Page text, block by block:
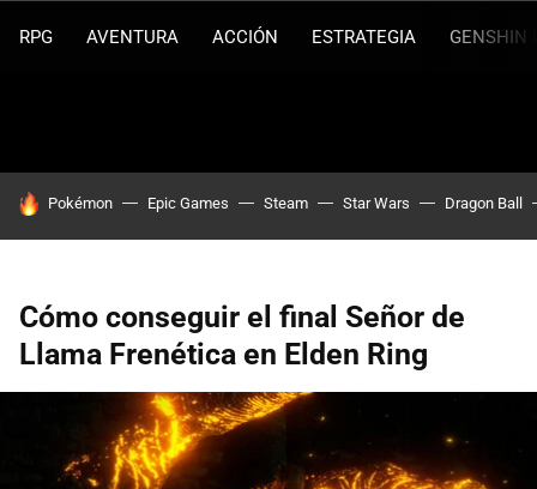
RPG AVENTURA ACCIÓN ESTRATEGIA GENSHIN
HOY SE HABLA DE
Pokémon Epic Games Steam Star Wars Dragon Ball
Cómo conseguir el final Señor de
Llama Frenética en Elden Ring